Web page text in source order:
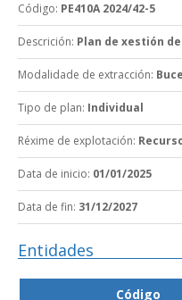
Código: PE410A 2024/42-5
Descrición: Plan de xestión
Modalidade de extracción:
Tipo de plan: Individual
Réxime de explotación:
Data de inicio: 01/01/2025
Data de fin: 31/12/2027
Entidades
Código